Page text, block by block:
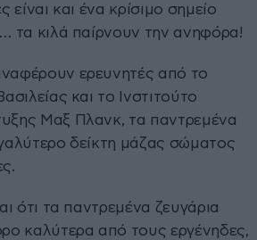
είναι και ένα κρίσιμο σημείο
τα κιλά παίρνουν την ανηφόρα!
ερευνητές από το
και το Ινστιτούτο
Μαξ Πλανκ, τα παντρεμένα
δείκτη μάζας σώματος
ότι τα παντρεμένα ζευγάρια
καλύτερα από τους εργένηδες,